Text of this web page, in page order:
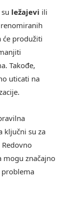
ležajevi ili
će produžiti
Takođe,
uticati na
ključni su za
mogu značajno